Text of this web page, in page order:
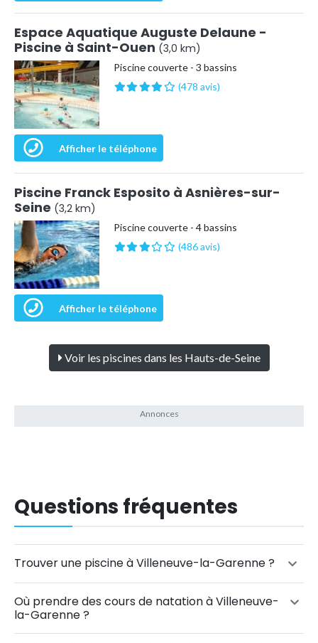
Espace Aquatique Auguste Delaune -
Piscine à Saint-Ouen (3,0 km)
Piscine couverte - 3 bassins
(478 avis)
Afficher le téléphone
Piscine Franck Esposito à Asnières-sur-
Seine (3,2 km)
Piscine couverte - 4 bassins
(486 avis)
Afficher le téléphone
Voir les piscines dans les Hauts-de-Seine
Questions fréquentes
Trouver une piscine à Villeneuve-la-Garenne ?
Où prendre des cours de natation à Villeneuve-
la-Garenne ?